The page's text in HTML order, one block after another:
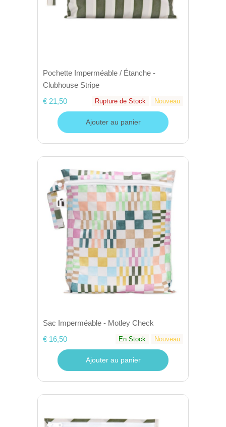
Pochette Imperméable / Étanche -
Clubhouse Stripe
€ 21,50
Rupture de Stock Nouveau
Ajouter au panier
Sac Imperméable - Motley Check
€ 16,50
En Stock Nouveau
Ajouter au panier